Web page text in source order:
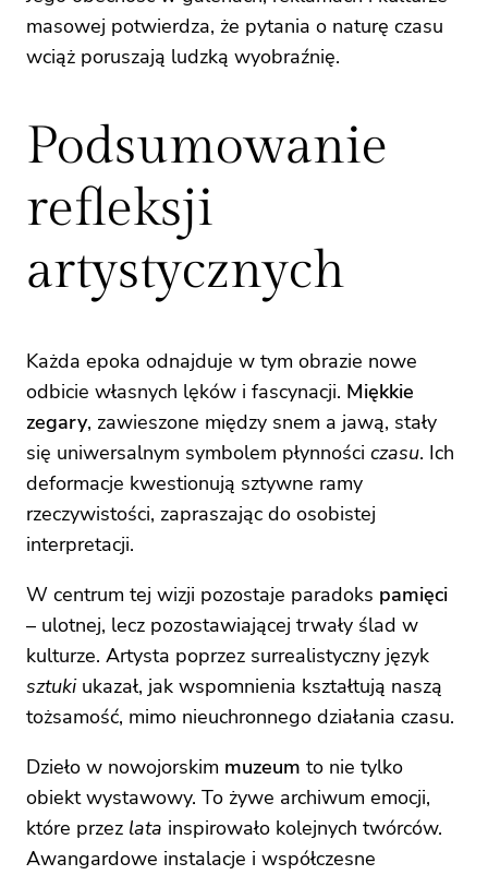
masowej potwierdza, że pytania o naturę czasu
wciąż poruszają ludzką wyobraźnię.
Podsumowanie
refleksji
artystycznych
Każda epoka odnajduje w tym obrazie nowe
odbicie własnych lęków i fascynacji. Miękkie
zegary, zawieszone między snem a jawą, stały
się uniwersalnym symbolem płynności czasu. Ich
deformacje kwestionują sztywne ramy
rzeczywistości, zapraszając do osobistej
interpretacji.
W centrum tej wizji pozostaje paradoks pamięci
– ulotnej, lecz pozostawiającej trwały ślad w
kulturze. Artysta poprzez surrealistyczny język
sztukiukazał, jak wspomnienia kształtują naszą
tożsamość, mimo nieuchronnego działania czasu.
Dzieło w nowojorskim muzeum to nie tylko
obiekt wystawowy. To żywe archiwum emocji,
które przez lata inspirowało kolejnych twórców.
Awangardowe instalacje i współczesne